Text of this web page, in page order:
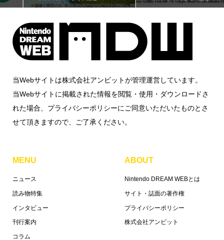
当Webサイトは株式会社アンビットが管理運営しています。
当Webサイトに掲載された情報を閲覧・使用・ダウンロードさ
れた場合、プライバシーポリシーにご同意いただいたものとさ
せて頂きますので、ご了承ください。
MENU
ニュース
読み物特集
インタビュー
刊行案内
コラム
ABOUT
Nintendo DREAM WEBとは
サイト・誌面の著作権
プライバシーポリシー
株式会社アンビット